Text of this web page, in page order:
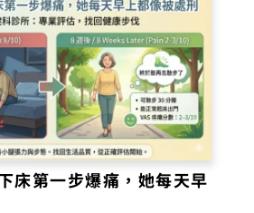
床第一步爆痛，她每天早